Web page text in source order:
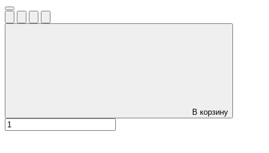
В корзину